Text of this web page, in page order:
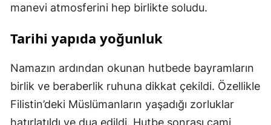
manevi atmosferini hep birlikte soludu.
Tarihi yapıda yoğunluk
Namazın ardından okunan hutbede bayramların
birlik ve beraberlik ruhuna dikkat çekildi. Özellikle
Filistin’deki Müslümanların yaşadığı zorluklar